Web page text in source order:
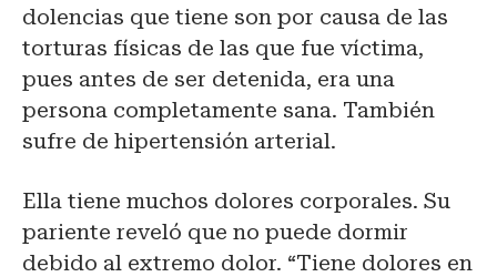
dolencias que tiene son por causa de las
torturas físicas de las que fue víctima,
pues antes de ser detenida, era una
persona completamente sana. También
sufre de hipertensión arterial.
Ella tiene muchos dolores corporales. Su
pariente reveló que no puede dormir
debido al extremo dolor. “Tiene dolores en